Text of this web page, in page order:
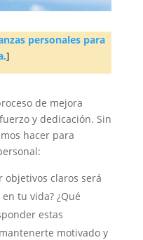
personales para
]
de mejora
y dedicación. Sin
hacer para
objetivos claros será
tu vida? ¿Qué
estas
motivado y